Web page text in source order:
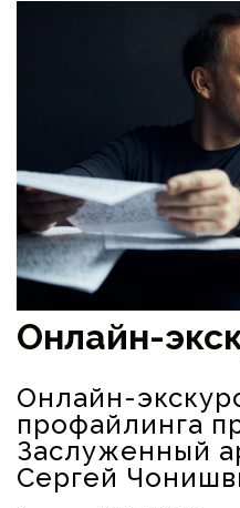
Онлайн-
Онлайн-
профайлинга
Заслуженный
Сергей